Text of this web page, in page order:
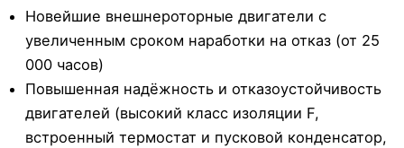
Новейшие внешнероторные двигатели с
увеличенным сроком наработки на отказ (от 25
000 часов)
Повышенная надёжность и отказоустойчивость
двигателей (высокий класс изоляции F,
встроенный термостат и пусковой конденсатор,